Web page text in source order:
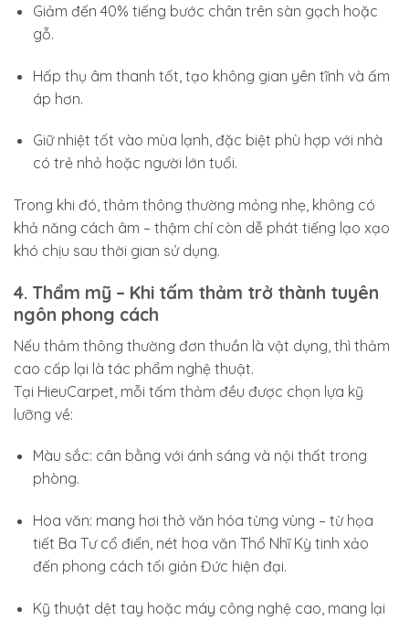
Giảm đến 40% tiếng bước chân trên sàn gạch hoặc
gỗ.
Hấp thụ âm thanh tốt, tạo không gian yên tĩnh và ấm
áp hơn.
Giữ nhiệt tốt vào mùa lạnh, đặc biệt phù hợp với nhà
có trẻ nhỏ hoặc người lớn tuổi.
Trong khi đó, thảm thông thường mỏng nhẹ, không có
khả năng cách âm – thậm chí còn dễ phát tiếng lạo xạo
khó chịu sau thời gian sử dụng.
4. Thẩm mỹ – Khi tấm thảm trở thành tuyên
ngôn phong cách
Nếu thảm thông thường đơn thuần là vật dụng, thì thảm
cao cấp lại là tác phẩm nghệ thuật.
Tại HieuCarpet, mỗi tấm thảm đều được chọn lựa kỹ
lưỡng về:
Màu sắc: cân bằng với ánh sáng và nội thất trong
phòng.
Hoa văn: mang hơi thở văn hóa từng vùng – từ họa
tiết Ba Tư cổ điển, nét hoa văn Thổ Nhĩ Kỳ tinh xảo
đến phong cách tối giản Đức hiện đại.
Kỹ thuật dệt tay hoặc máy công nghệ cao, mang lại